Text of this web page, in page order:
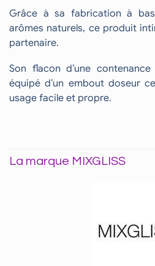
Grâce à sa fabrication à
arômes naturels, ce produit
partenaire.
Son flacon d’une
équipé d’un embout doseur
usage facile et propre.
La marque MIXGLISS